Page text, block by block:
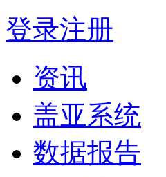
登录注册
资讯
盖亚系统
数据报告